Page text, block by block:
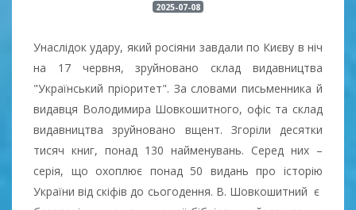
2025-07-08
Унаслідок удару, який росіяни завдали по Києву в ніч
на 17 червня, зруйновано склад видавництва
"Український пріоритет". За словами письменника й
видавця Володимира Шовкошитного, офіс та склад
видавництва зруйновано вщент. Згоріли десятки
тисяч книг, понад 130 найменувань. Серед них –
серія, що охоплює понад 50 видань про історію
України від скіфів до сьогодення. В. Шовкошитний є